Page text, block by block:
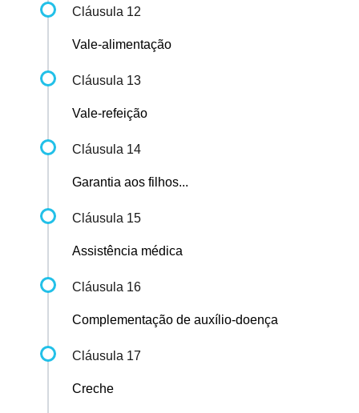
Cláusula 12
Vale-alimentação
Cláusula 13
Vale-refeição
Cláusula 14
Garantia aos filhos...
Cláusula 15
Assistência médica
Cláusula 16
Complementação de auxílio-doença
Cláusula 17
Creche